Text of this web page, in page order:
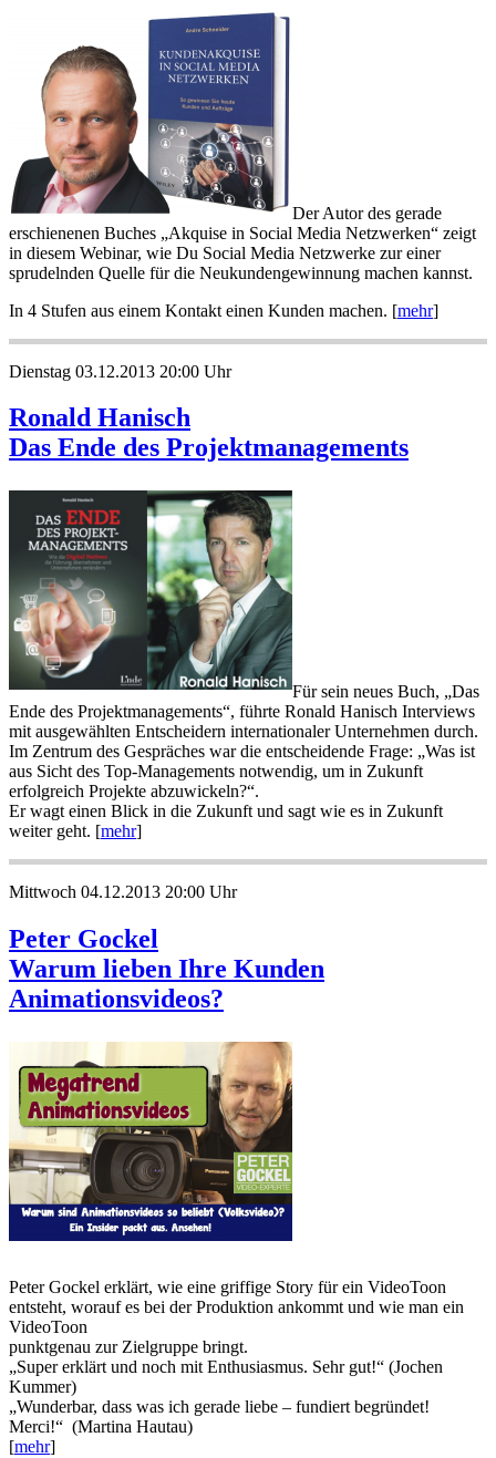
Der Autor des gerade
erschienenen Buches „Akquise in Social Media Netzwerken“ zeigt
in diesem Webinar, wie Du Social Media Netzwerke zur einer
sprudelnden Quelle für die Neukundengewinnung machen kannst.
In 4 Stufen aus einem Kontakt einen Kunden machen. [mehr]
Dienstag 03.12.2013 20:00 Uhr
Ronald Hanisch
Das Ende des Projektmanagements
Für sein neues Buch, „Das
Ende des Projektmanagements“, führte Ronald Hanisch Interviews
mit ausgewählten Entscheidern internationaler Unternehmen durch.
Im Zentrum des Gespräches war die entscheidende Frage: „Was ist
aus Sicht des Top-Managements notwendig, um in Zukunft
erfolgreich Projekte abzuwickeln?“.
Er wagt einen Blick in die Zukunft und sagt wie es in Zukunft
weiter geht. [mehr]
Mittwoch 04.12.2013 20:00 Uhr
Peter Gockel
Warum lieben Ihre Kunden
Animationsvideos?
Peter Gockel erklärt, wie eine griffige Story für ein VideoToon
entsteht, worauf es bei der Produktion ankommt und wie man ein
VideoToon
punktgenau zur Zielgruppe bringt.
„Super erklärt und noch mit Enthusiasmus. Sehr gut!“ (Jochen
Kummer)
„Wunderbar, dass was ich gerade liebe – fundiert begründet!
Merci!“ (Martina Hautau)
[mehr]